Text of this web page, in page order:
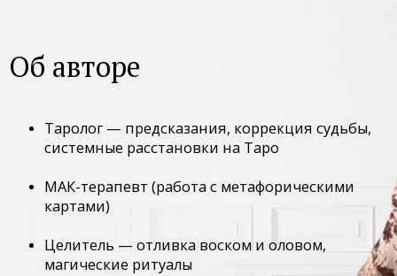
Об авторе
Таролог — предсказания, коррекция судьбы,
системные расстановки на Таро
МАК-терапевт (работа с метафорическими
картами)
Целитель — отливка воском и оловом,
магические ритуалы